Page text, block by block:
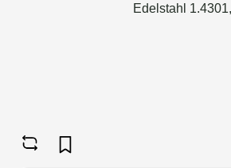
Edelstahl